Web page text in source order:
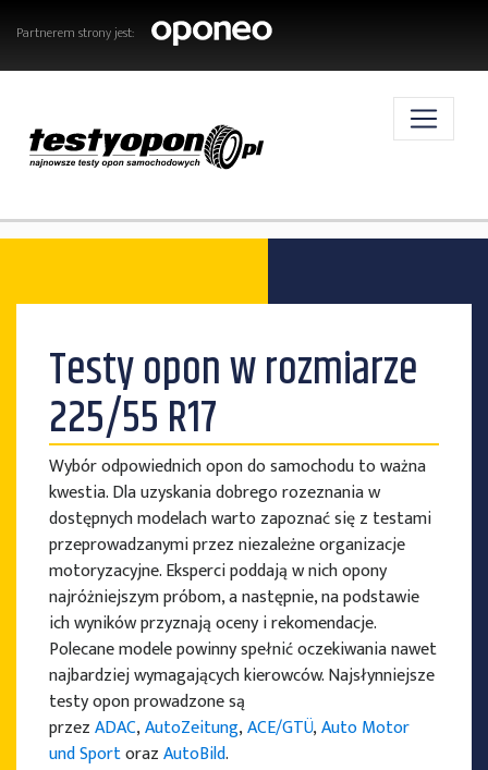
Partnerem strony jest:
AKTUALNOŚCI
OPONY
TESTY OPON
PRODUCENCI OPON
Testy opon w rozmiarze
225/55 R17
Wybór odpowiednich opon do samochodu to ważna
kwestia. Dla uzyskania dobrego rozeznania w
dostępnych modelach warto zapoznać się z testami
przeprowadzanymi przez niezależne organizacje
motoryzacyjne. Eksperci poddają w nich opony
najróżniejszym próbom, a następnie, na podstawie
ich wyników przyznają oceny i rekomendacje.
Polecane modele powinny spełnić oczekiwania nawet
najbardziej wymagających kierowców. Najsłynniejsze
testy opon prowadzone są
przezADAC,AutoZeitung,ACE/GTÜ,Auto Motor
und SportorazAutoBild.